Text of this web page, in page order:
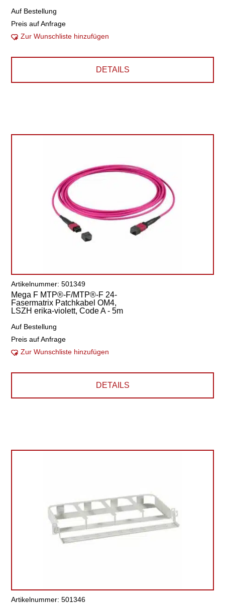
Auf Bestellung
Preis auf Anfrage
Zur Wunschliste hinzufügen
DETAILS
Artikelnummer: 501349
Mega F MTP®-F/MTP®-F 24-
Fasermatrix Patchkabel OM4,
LSZH erika-violett, Code A - 5m
Auf Bestellung
Preis auf Anfrage
Zur Wunschliste hinzufügen
DETAILS
Artikelnummer: 501346